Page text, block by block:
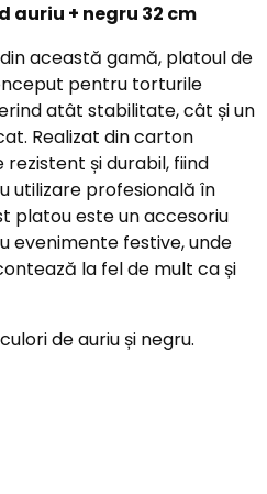
auriu + negru 32 cm
această gamă, platoul de
pentru torturile
atât stabilitate, cât și un
Realizat din carton
rezistent și durabil, fiind
utilizare profesională în
platou este un accesoriu
evenimente festive, unde
la fel de mult ca și
de auriu și negru.